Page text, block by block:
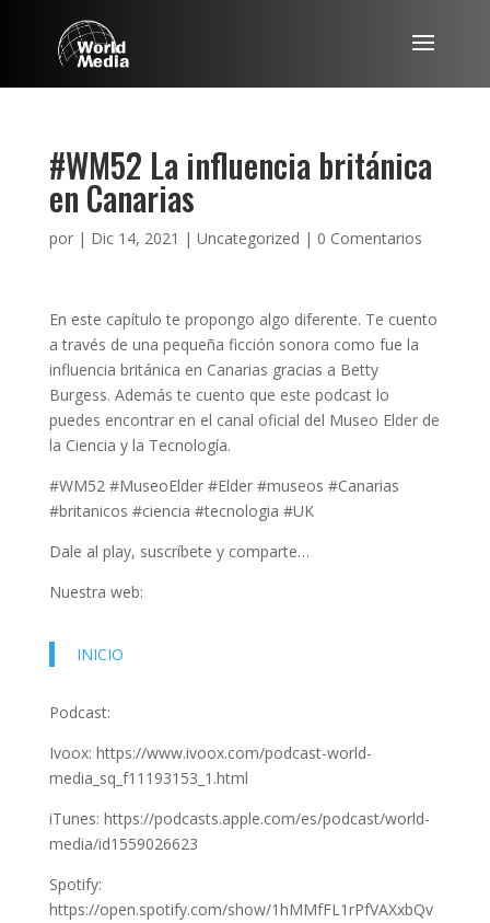
#WM52 La influencia británica
en Canarias
por | Dic 14, 2021 | Uncategorized | 0 Comentarios
En este capítulo te propongo algo diferente. Te cuento
a través de una pequeña ficción sonora como fue la
influencia británica en Canarias gracias a Betty
Burgess. Además te cuento que este podcast lo
puedes encontrar en el canal oficial del Museo Elder de
la Ciencia y la Tecnología.
#WM52 #MuseoElder #Elder #museos #Canarias
#britanicos #ciencia #tecnologia #UK
Dale al play, suscríbete y comparte…
Nuestra web:
INICIO
Podcast:
Ivoox: https://www.ivoox.com/podcast-world-
media_sq_f11193153_1.html
iTunes: https://podcasts.apple.com/es/podcast/world-
media/id1559026623
Spotify:
https://open.spotify.com/show/1hMMfFL1rPfVAXxbQv